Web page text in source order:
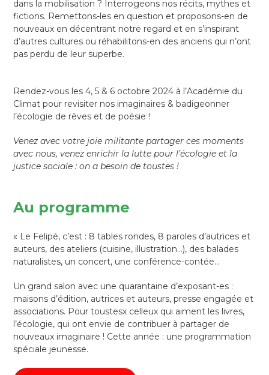
dans la mobilisation ? Interrogeons nos récits, mythes et
fictions. Remettons-les en question et proposons-en de
nouveaux en décentrant notre regard et en s’inspirant
d’autres cultures ou réhabilitons-en des anciens qui n’ont
pas perdu de leur superbe.
Rendez-vous les 4, 5 & 6 octobre 2024 à l’Académie du
Climat pour revisiter nos imaginaires & badigeonner
l’écologie de rêves et de poésie !
Venez avec votre joie militante partager ces moments
avec nous, venez enrichir la lutte pour l’écologie et la
justice sociale : on a besoin de toustes !
Au programme
« Le Felipé, c’est : 8 tables rondes, 8 paroles d’autrices et
auteurs, des ateliers (cuisine, illustration…), des balades
naturalistes, un concert, une conférence-contée…
Un grand salon avec une quarantaine d’exposant-es :
maisons d’édition, autrices et auteurs, presse engagée et
associations. Pour toustesx celleux qui aiment les livres,
l’écologie, qui ont envie de contribuer à partager de
nouveaux imaginaire ! Cette année : une programmation
spéciale jeunesse.